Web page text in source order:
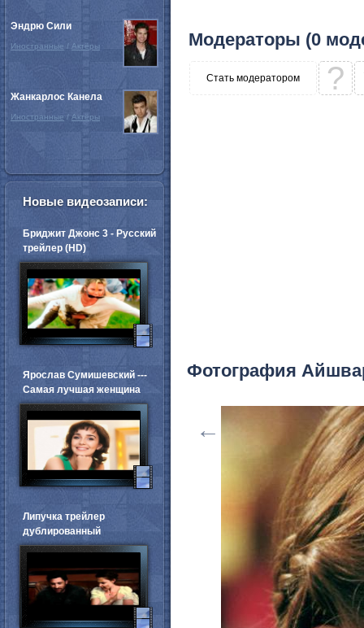
Модераторы (0
Стать модератором ?
Фотография
←
Эндрю Сили
Иностранные / Актёры
Жанкарлос Канела
Иностранные / Актёры
Новые видеозаписи:
Бриджит Джонс 3 - Русский
трейлер (HD)
Ярослав Сумишевский ---
Самая лучшая женщина
Липучка трейлер
дублированный